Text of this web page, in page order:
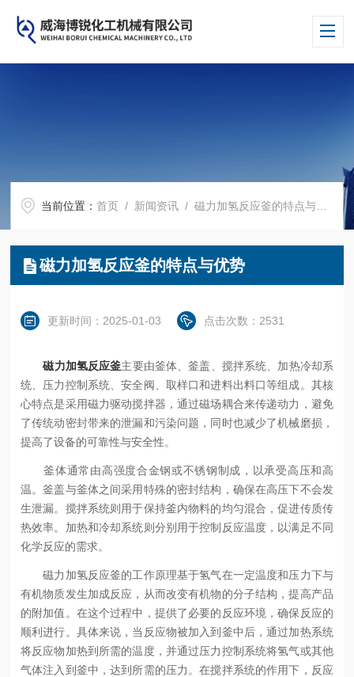
当前位置：首页 / 新闻资讯 / 磁力加氢反应釜的特点与优势
磁力加氢反应釜的特点与优势
更新时间：2025-01-03 点击次数：2531
磁力加氢反应釜主要由釜体、釜盖、搅拌系统、加热冷却系
统、压力控制系统、安全阀、取样口和进料出料口等组成。其核
心特点是采用磁力驱动搅拌器，通过磁场耦合来传递动力，避免
了传统动密封带来的泄漏和污染问题，同时也减少了机械磨损，
提高了设备的可靠性与安全性。
釜体通常由高强度合金钢或不锈钢制成，以承受高压和高
温。釜盖与釜体之间采用特殊的密封结构，确保在高压下不会发
生泄漏。搅拌系统则用于保持釜内物料的均匀混合，促进传质传
热效率。加热和冷却系统则分别用于控制反应温度，以满足不同
化学反应的需求。
磁力加氢反应釜的工作原理基于氢气在一定温度和压力下与
有机物质发生加成反应，从而改变有机物的分子结构，提高产品
的附加值。在这个过程中，提供了必要的反应环境，确保反应的
顺利进行。具体来说，当反应物被加入到釜中后，通过加热系统
将反应物加热到所需的温度，并通过压力控制系统将氢气或其他
气体注入到釜中，达到所需的压力。在搅拌系统的作用下，反应